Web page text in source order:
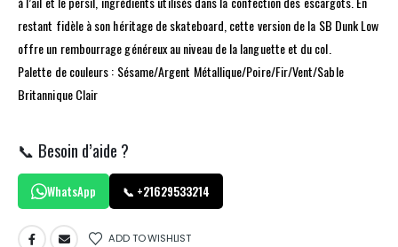
restant fidèle à son héritage de skateboard, cette version de la SB Dunk Low
offre un rembourrage généreux au niveau de la languette et du col.
Palette de couleurs : Sésame/Argent Métallique/Poire/Fir/Vent/Sable
Britannique Clair
📞 Besoin d’aide ?
WhatsApp 📞 +21629533214
ADD TO WISHLIST